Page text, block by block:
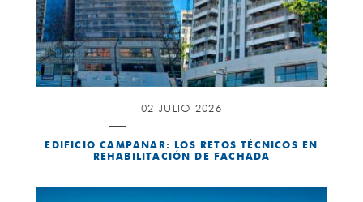
02 JULIO 2026
EDIFICIO CAMPANAR: LOS RETOS TÉCNICOS EN
REHABILITACIÓN DE FACHADA